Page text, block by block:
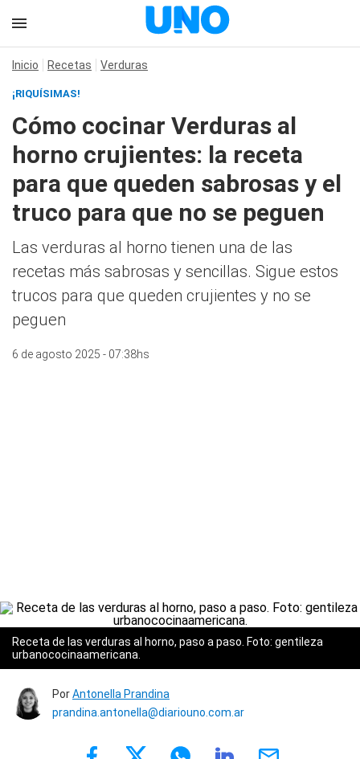
Inicio Recetas Verduras
¡RIQUÍSIMAS!
Cómo cocinar Verduras al
horno crujientes: la receta
para que queden sabrosas y el
truco para que no se peguen
Las verduras al horno tienen una de las
recetas más sabrosas y sencillas. Sigue estos
trucos para que queden crujientes y no se
peguen
6 de agosto 2025 - 07:38hs
Receta de las verduras al horno, paso a paso. Foto: gentileza
urbanococinaamericana.
PorAntonella Prandina
prandina.antonella@diariouno.com.ar